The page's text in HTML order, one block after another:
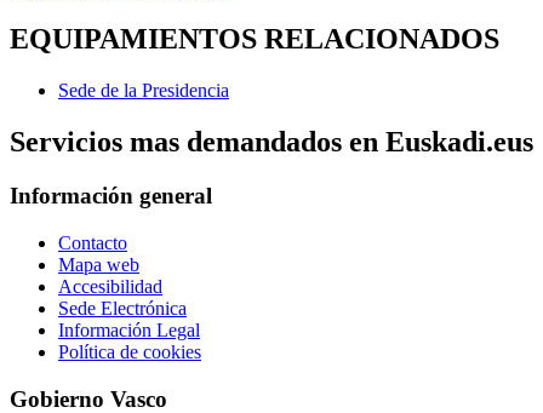
EQUIPAMIENTOS RELACIONADOS
Sede de la Presidencia
Servicios mas demandados en Euskadi.eus
Información general
Contacto
Mapa web
Accesibilidad
Sede Electrónica
Información Legal
Política de cookies
Gobierno Vasco